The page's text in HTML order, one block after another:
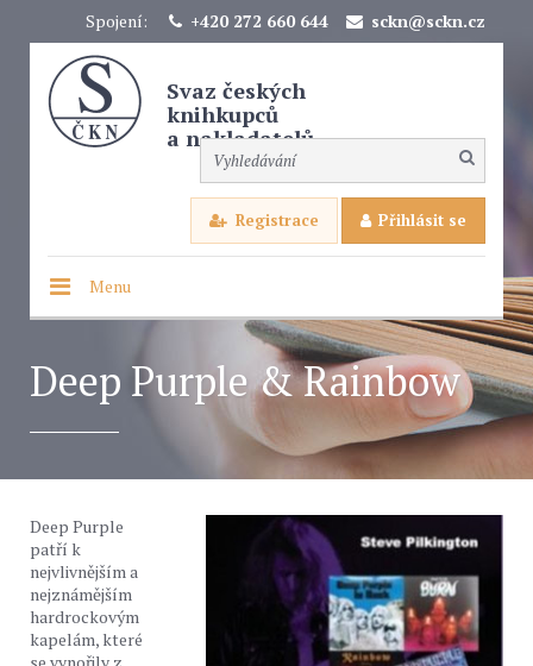
Spojení: +420 272 660 644 sckn@sckn.cz
Svaz českých
knihkupců
a nakladatelů
Registrace Přihlásit se
Menu
Deep Purple & Rainbow
Deep Purple
patří k
nejvlivnějším a
nejznámějším
hardrockovým
kapelám, které